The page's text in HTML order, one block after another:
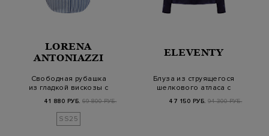
LORENA
ANTONIAZZI
Свободная рубашка
из гладкой вискозы с
41 880 РУБ. 69 800 РУБ.
SS25
ELEVENTY
Блуза из струящегося
шелкового атласа с
47 150 РУБ. 94 300 РУБ.